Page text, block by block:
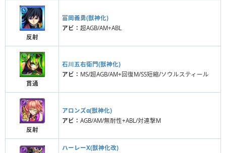
反射
冨岡義勇(獣神化)
アビ： 超AGB/AM+ABL
貫通
石川五右衛門(獣神化)
アビ： MS/超AGB/AM+回復M/SS短縮/ソウルスティール
反射
アロンズα(獣神化)
アビ： AGB/AM/無耐性+ABL/対連撃M
ハーレーX(獣神化改)